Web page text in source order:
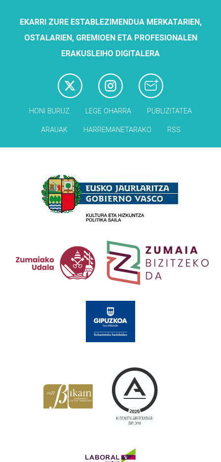
EKARRI ZURE ESTABLEZIMENDUA MERKATARIEN,
OSTALARIEN, GREMIOEN ETA PROFESIONALEN
ERAKUSLEIHO DIGITALERA
HONI BURUZ LEGE OHARRA PUBLIZITATEA
ARAUAK HARREMANETARAKO RSS